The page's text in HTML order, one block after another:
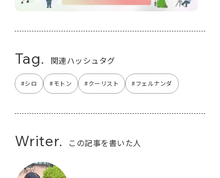
Tag. 関連ハッシュタグ
#シロ #モトン #クーリスト #フェルナンダ
Writer. この記事を書いた人